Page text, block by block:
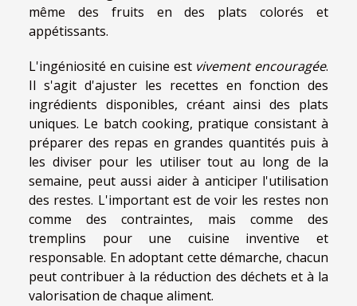
même des fruits en des plats colorés et
appétissants.
L'ingéniosité en cuisine est vivement encouragée.
Il s'agit d'ajuster les recettes en fonction des
ingrédients disponibles, créant ainsi des plats
uniques. Le batch cooking, pratique consistant à
préparer des repas en grandes quantités puis à
les diviser pour les utiliser tout au long de la
semaine, peut aussi aider à anticiper l'utilisation
des restes. L'important est de voir les restes non
comme des contraintes, mais comme des
tremplins pour une cuisine inventive et
responsable. En adoptant cette démarche, chacun
peut contribuer à la réduction des déchets et à la
valorisation de chaque aliment.